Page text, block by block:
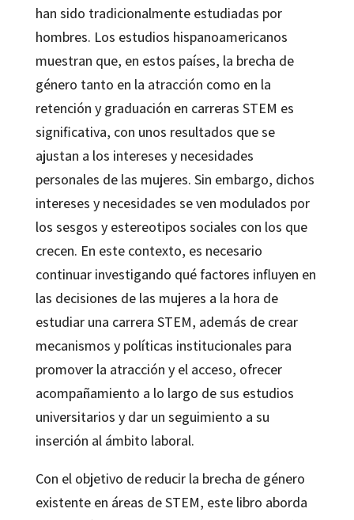
han sido tradicionalmente estudiadas por
hombres. Los estudios hispanoamericanos
muestran que, en estos países, la brecha de
género tanto en la atracción como en la
retención y graduación en carreras STEM es
significativa, con unos resultados que se
ajustan a los intereses y necesidades
personales de las mujeres. Sin embargo, dichos
intereses y necesidades se ven modulados por
los sesgos y estereotipos sociales con los que
crecen. En este contexto, es necesario
continuar investigando qué factores influyen en
las decisiones de las mujeres a la hora de
estudiar una carrera STEM, además de crear
mecanismos y políticas institucionales para
promover la atracción y el acceso, ofrecer
acompañamiento a lo largo de sus estudios
universitarios y dar un seguimiento a su
inserción al ámbito laboral.
Con el objetivo de reducir la brecha de género
existente en áreas de STEM, este libro aborda